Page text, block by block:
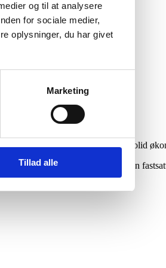
og til at analysere
for sociale medier,
oplysninger, du har givet
Marketing
Tillad alle
er selvfinansierende med en solid
entrepriser til det i kontrakten